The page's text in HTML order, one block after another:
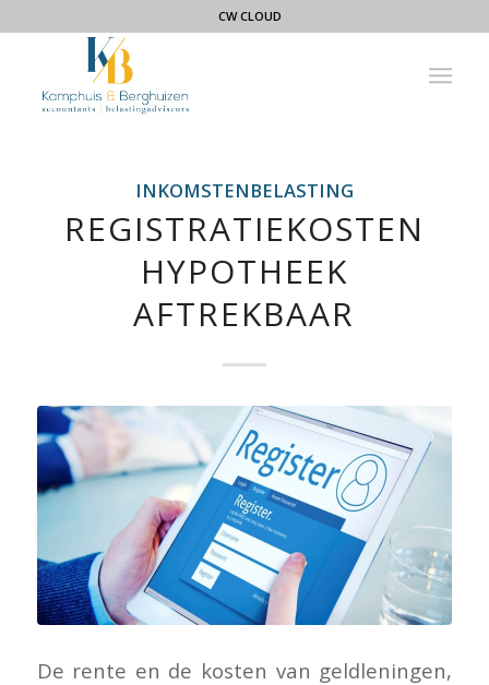
CW CLOUD
INKOMSTENBELASTING
REGISTRATIEKOSTEN
HYPOTHEEK
AFTREKBAAR
De rente en de kosten van geldleningen,